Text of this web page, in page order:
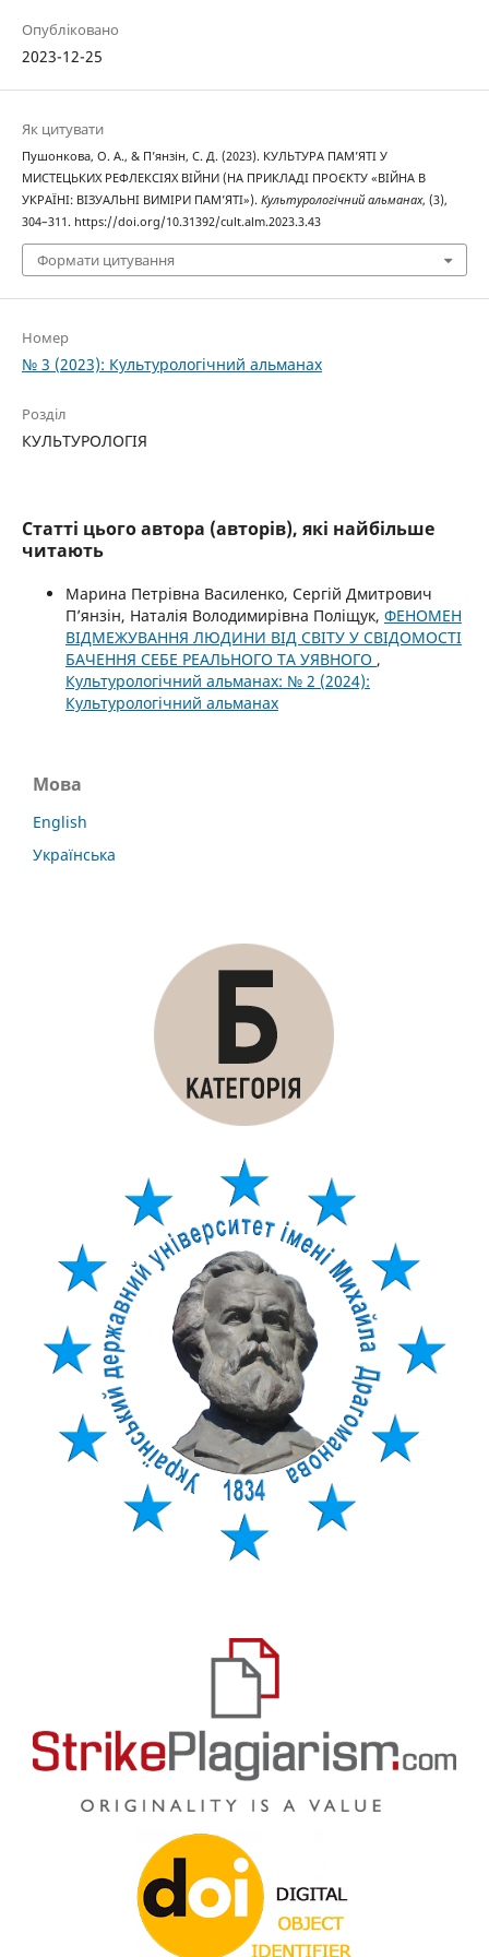
Опубліковано
2023-12-25
Як цитувати
Пушонкова, О. А., & П’янзін, С. Д. (2023). КУЛЬТУРА ПАМ’ЯТІ У
МИСТЕЦЬКИХ РЕФЛЕКСІЯХ ВІЙНИ (НА ПРИКЛАДІ ПРОЄКТУ «ВІЙНА В
УКРАЇНІ: ВІЗУАЛЬНІ ВИМІРИ ПАМ’ЯТІ»). Культурологічний альманах, (3),
304–311. https://doi.org/10.31392/cult.alm.2023.3.43
Формати цитування
Номер
№ 3 (2023): Культурологічний альманах
Розділ
КУЛЬТУРОЛОГІЯ
Статті цього автора (авторів), які найбільше
читають
Марина Петрівна Василенко, Сергій Дмитрович
П’янзін, Наталія Володимирівна Поліщук, ФЕНОМЕН
ВІДМЕЖУВАННЯ ЛЮДИНИ ВІД СВІТУ У СВІДОМОСТІ
БАЧЕННЯ СЕБЕ РЕАЛЬНОГО ТА УЯВНОГО ,
Культурологічний альманах: № 2 (2024):
Культурологічний альманах
Мова
English
Українська